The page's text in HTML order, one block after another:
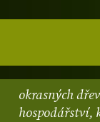
okrasných